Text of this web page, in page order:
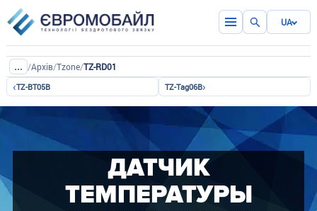
UA
... /Архів/Tzone/TZ-RD01
‹TZ-BT05B TZ-Tag06B›
ДАТЧИК
ТЕМПЕРАТУРЫ